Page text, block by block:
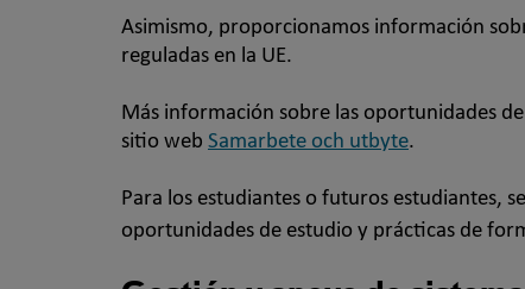
Asimismo, proporcionamos información
reguladas en la UE.
Más información sobre las oportunidades
sitio web Samarbete och utbyte.
Para los estudiantes o futuros estudiantes,
oportunidades de estudio y prácticas de